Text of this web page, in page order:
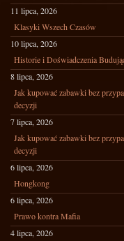
11 lipca, 2026
Klasyki Wszech Czasów
10 lipca, 2026
Historie i Doświadczenia
8 lipca, 2026
Jak kupować zabawki bez
decyzji
7 lipca, 2026
Jak kupować zabawki bez
decyzji
6 lipca, 2026
Hongkong
6 lipca, 2026
Prawo kontra Mafia
4 lipca, 2026